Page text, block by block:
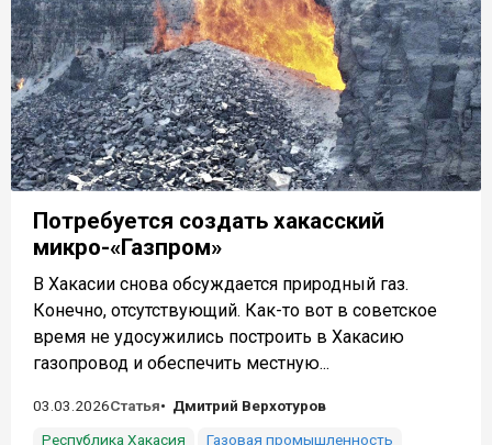
Потребуется создать хакасский
микро-«Газпром»
В Хакасии снова обсуждается природный газ.
Конечно, отсутствующий. Как-то вот в советское
время не удосужились построить в Хакасию
газопровод и обеспечить местную...
03.03.2026Статья
Дмитрий Верхотуров
Республика Хакасия
Газовая промышленность